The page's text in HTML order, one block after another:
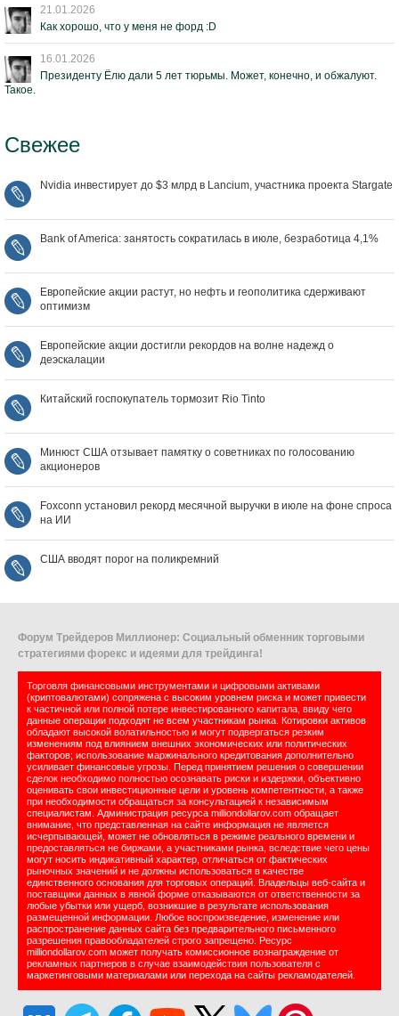
21.01.2026
Как хорошо, что у меня не форд :D
16.01.2026
Президенту Ёлю дали 5 лет тюрьмы. Может, конечно, и обжалуют.
Такое.
Свежее
Nvidia инвестирует до $3 млрд в Lancium, участника проекта Stargate
Bank of America: занятость сократилась в июле, безработица 4,1%
Европейские акции растут, но нефть и геополитика сдерживают
оптимизм
Европейские акции достигли рекордов на волне надежд о
деэскалации
Китайский госпокупатель тормозит Rio Tinto
Минюст США отзывает памятку о советниках по голосованию
акционеров
Foxconn установил рекорд месячной выручки в июле на фоне спроса
на ИИ
США вводят порог на поликремний
Форум Трейдеров Миллионер: Социальный обменник торговыми
стратегиями форекс и идеями для трейдинга!
Торговля финансовыми инструментами и цифровыми активами
(криптовалютами) сопряжена с высоким уровнем риска и может привести
к частичной или полной потере инвестированного капитала, ввиду чего
данные операции подходят не всем участникам рынка. Котировки активов
обладают высокой волатильностью и могут подвергаться резким
изменениям под влиянием внешних экономических или политических
факторов; использование маржинального кредитования дополнительно
усиливает финансовые угрозы. Перед принятием решения о совершении
сделок необходимо полностью осознавать риски и издержки, объективно
оценивать свои инвестиционные цели и уровень компетентности, а также
при необходимости обращаться за консультацией к независимым
специалистам. Администрация ресурса milliondollarov.com обращает
внимание, что представленная на сайте информация не является
исчерпывающей, может не обновляться в режиме реального времени и
предоставляться не биржами, а участниками рынка, вследствие чего цены
могут носить индикативный характер, отличаться от фактических
рыночных значений и не должны использоваться в качестве
единственного основания для торговых операций. Владельцы веб-сайта и
поставщики данных в явной форме отказываются от ответственности за
любые убытки или ущерб, возникшие в результате использования
размещенной информации. Любое воспроизведение, изменение или
распространение данных сайта без предварительного письменного
разрешения правообладателей строго запрещено. Ресурс
milliondollarov.com может получать комиссионное вознаграждение от
рекламных партнеров в случае взаимодействия пользователя с
маркетинговыми материалами или перехода на сайты рекламодателей.